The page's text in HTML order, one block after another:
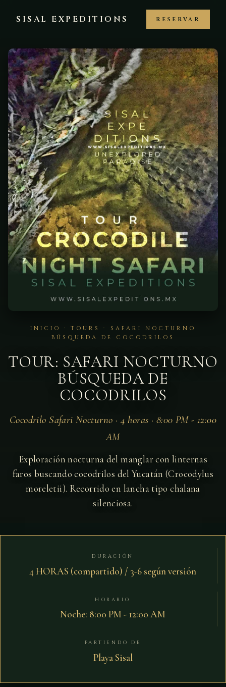
SISAL EXPEDITIONS RESERVAR
INICIO ·TOURS
· SAFARI NOCTURNO
BÚSQUEDA DE COCODRILOS
TOUR: SAFARI NOCTURNO
BÚSQUEDA DE
COCODRILOS
Cocodrilo Safari Nocturno · 4 horas · 8:00 PM - 12:00
AM
Exploración nocturna del manglar con linternas
faros buscando cocodrilos del Yucatán (Crocodylus
moreletii). Recorrido en lancha tipo chalana
silenciosa.
DURACIÓN
4 HORAS (compartido) / 3-6 según versión
HORARIO
Noche: 8:00 PM - 12:00 AM
PARTIENDO DE
Playa Sisal